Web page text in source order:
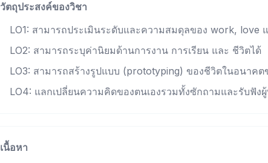
วัตถุประสงค์ของวิชา
LO1: สามารถประเมินระดับและความสมดุลของ work, love
LO2: สามารถระบุค่านิยมด้านการงาน การเรียน และ ชีวิตได้
LO3: สามารถสร้างรูปแบบ (prototyping) ของชีวิตในอนาคต
LO4: แลกเปลี่ยนความคิดของตนเองรวมทั้งซักถามและรับฟัง
เนื้อหา